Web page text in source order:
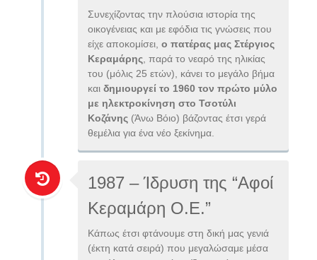
Συνεχίζοντας την πλούσια ιστορία της
οικογένειας και με εφόδια τις γνώσεις που
είχε αποκομίσει, ο πατέρας μας Στέργιος
Κεραμάρης, παρά το νεαρό της ηλικίας
του (μόλις 25 ετών), κάνει το μεγάλο βήμα
και δημιουργεί το 1960 τον πρώτο μύλο
με ηλεκτροκίνηση στο Τσοτύλι
Κοζάνης(Άνω Βόιο) βάζοντας έτσι γερά
θεμέλια για ένα νέο ξεκίνημα.
1987 – Ίδρυση της “Αφοί
Κεραμάρη Ο.Ε.”
Κάπως έτσι φτάνουμε στη δική μας γενιά
(έκτη κατά σειρά) που μεγαλώσαμε μέσα